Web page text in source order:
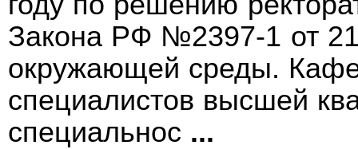
Закона РФ №2397-1 от
окружающей среды.
специалистов высшей
специальнос ...